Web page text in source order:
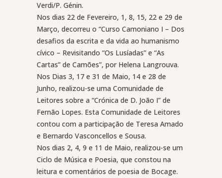
Verdi/P. Génin.
Nos dias 22 de Fevereiro, 1, 8, 15, 22 e 29 de
Março, decorreu o “Curso Camoniano I – Dos
desafios da escrita e da vida ao humanismo
cívico – Revisitando “Os Lusíadas” e “As
Cartas” de Camões”, por Helena Langrouva.
Nos Dias 3, 17 e 31 de Maio, 14 e 28 de
Junho, realizou-se uma Comunidade de
Leitores sobre a “Crónica de D. João I” de
Fernão Lopes. Esta Comunidade de Leitores
contou com a participação de Teresa Amado
e Bernardo Vasconcellos e Sousa.
Nos dias 2, 4, 9 e 11 de Maio, realizou-se um
Ciclo de Música e Poesia, que constou na
leitura e comentários de poesia de Bocage.